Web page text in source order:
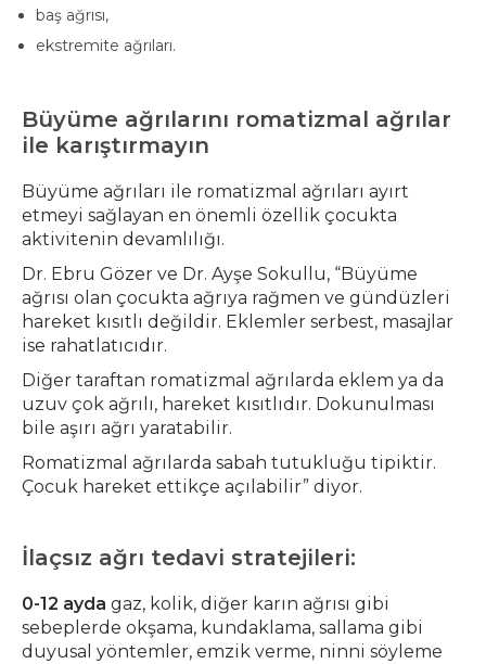
baş ağrısı,
ekstremite ağrıları.
Büyüme ağrılarını romatizmal ağrılar
ile karıştırmayın
Büyüme ağrıları ile romatizmal ağrıları ayırt
etmeyi sağlayan en önemli özellik çocukta
aktivitenin devamlılığı.
Dr. Ebru Gözer ve Dr. Ayşe Sokullu, “Büyüme
ağrısı olan çocukta ağrıya rağmen ve gündüzleri
hareket kısıtlı değildir. Eklemler serbest, masajlar
ise rahatlatıcıdır.
Diğer taraftan romatizmal ağrılarda eklem ya da
uzuv çok ağrılı, hareket kısıtlıdır. Dokunulması
bile aşırı ağrı yaratabilir.
Romatizmal ağrılarda sabah tutukluğu tipiktir.
Çocuk hareket ettikçe açılabilir” diyor.
İlaçsız ağrı tedavi stratejileri:
0-12 ayda gaz, kolik, diğer karın ağrısı gibi
sebeplerde okşama, kundaklama, sallama gibi
duyusal yöntemler, emzik verme, ninni söyleme